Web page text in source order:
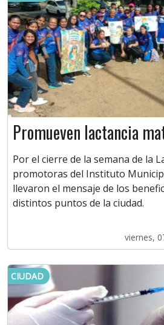
Promueven lactancia
Por el cierre de la semana de la
promotoras del Instituto
llevaron el mensaje de los
distintos puntos de la ciudad.
viernes,
CIUDAD